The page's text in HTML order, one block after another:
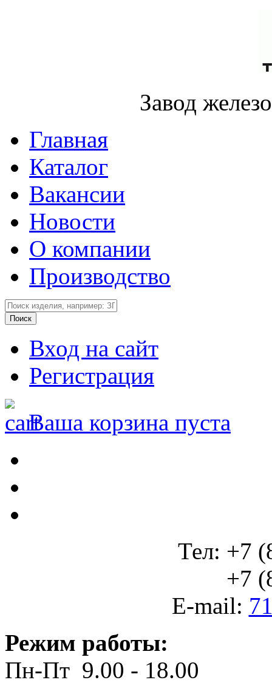
Завод
Главная
Каталог
Вакансии
Новости
О компании
Производство
Вход на сайт
Регистрация
Ваша корзина пуста
Тел: +7
+7
E-mail:
Режим работы:
Пн-Пт 9.00 - 18.00